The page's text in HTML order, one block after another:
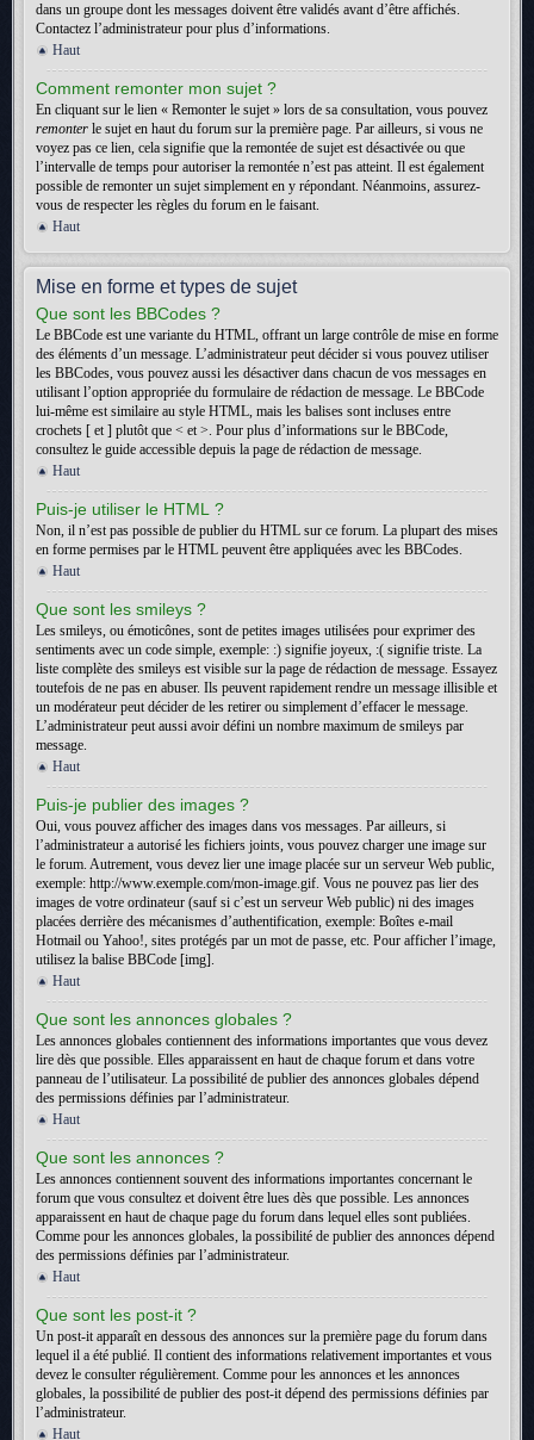
dans un groupe dont les messages doivent être validés avant d’être affichés.
Contactez l’administrateur pour plus d’informations.
Haut
Comment remonter mon sujet ?
En cliquant sur le lien « Remonter le sujet » lors de sa consultation, vous pouvez
remonter le sujet en haut du forum sur la première page. Par ailleurs, si vous ne
voyez pas ce lien, cela signifie que la remontée de sujet est désactivée ou que
l’intervalle de temps pour autoriser la remontée n’est pas atteint. Il est également
possible de remonter un sujet simplement en y répondant. Néanmoins, assurez-
vous de respecter les règles du forum en le faisant.
Haut
Mise en forme et types de sujet
Que sont les BBCodes ?
Le BBCode est une variante du HTML, offrant un large contrôle de mise en forme
des éléments d’un message. L’administrateur peut décider si vous pouvez utiliser
les BBCodes, vous pouvez aussi les désactiver dans chacun de vos messages en
utilisant l’option appropriée du formulaire de rédaction de message. Le BBCode
lui-même est similaire au style HTML, mais les balises sont incluses entre
crochets [ et ] plutôt que < et >. Pour plus d’informations sur le BBCode,
consultez le guide accessible depuis la page de rédaction de message.
Haut
Puis-je utiliser le HTML ?
Non, il n’est pas possible de publier du HTML sur ce forum. La plupart des mises
en forme permises par le HTML peuvent être appliquées avec les BBCodes.
Haut
Que sont les smileys ?
Les smileys, ou émoticônes, sont de petites images utilisées pour exprimer des
sentiments avec un code simple, exemple: :) signifie joyeux, :( signifie triste. La
liste complète des smileys est visible sur la page de rédaction de message. Essayez
toutefois de ne pas en abuser. Ils peuvent rapidement rendre un message illisible et
un modérateur peut décider de les retirer ou simplement d’effacer le message.
L’administrateur peut aussi avoir défini un nombre maximum de smileys par
message.
Haut
Puis-je publier des images ?
Oui, vous pouvez afficher des images dans vos messages. Par ailleurs, si
l’administrateur a autorisé les fichiers joints, vous pouvez charger une image sur
le forum. Autrement, vous devez lier une image placée sur un serveur Web public,
exemple: http://www.exemple.com/mon-image.gif. Vous ne pouvez pas lier des
images de votre ordinateur (sauf si c’est un serveur Web public) ni des images
placées derrière des mécanismes d’authentification, exemple: Boîtes e-mail
Hotmail ou Yahoo!, sites protégés par un mot de passe, etc. Pour afficher l’image,
utilisez la balise BBCode [img].
Haut
Que sont les annonces globales ?
Les annonces globales contiennent des informations importantes que vous devez
lire dès que possible. Elles apparaissent en haut de chaque forum et dans votre
panneau de l’utilisateur. La possibilité de publier des annonces globales dépend
des permissions définies par l’administrateur.
Haut
Que sont les annonces ?
Les annonces contiennent souvent des informations importantes concernant le
forum que vous consultez et doivent être lues dès que possible. Les annonces
apparaissent en haut de chaque page du forum dans lequel elles sont publiées.
Comme pour les annonces globales, la possibilité de publier des annonces dépend
des permissions définies par l’administrateur.
Haut
Que sont les post-it ?
Un post-it apparaît en dessous des annonces sur la première page du forum dans
lequel il a été publié. Il contient des informations relativement importantes et vous
devez le consulter régulièrement. Comme pour les annonces et les annonces
globales, la possibilité de publier des post-it dépend des permissions définies par
l’administrateur.
Haut